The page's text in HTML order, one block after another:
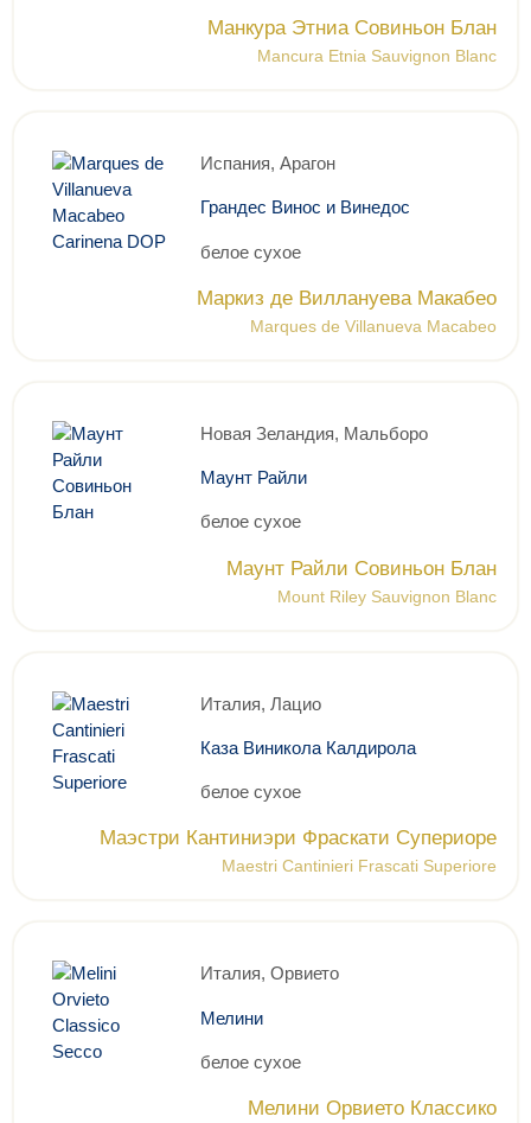
Манкура Этниа Совиньон Блан
Mancura Etnia Sauvignon Blanc
Испания, Арагон
Грандес Винос и Винедос
белое сухое
Маркиз де Виллануева Макабео
Marques de Villanueva Macabeo
Новая Зеландия, Мальборо
Маунт Райли
белое сухое
Маунт Райли Совиньон Блан
Mount Riley Sauvignon Blanc
Италия, Лацио
Каза Виникола Калдирола
белое сухое
Маэстри Кантиниэри Фраскати Супериоре
Maestri Cantinieri Frascati Superiore
Италия, Орвието
Мелини
белое сухое
Мелини Орвието Классико